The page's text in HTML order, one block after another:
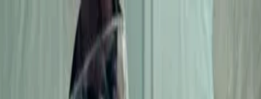
Piatok, 7. augusta 2026 Meniny má Štefánia